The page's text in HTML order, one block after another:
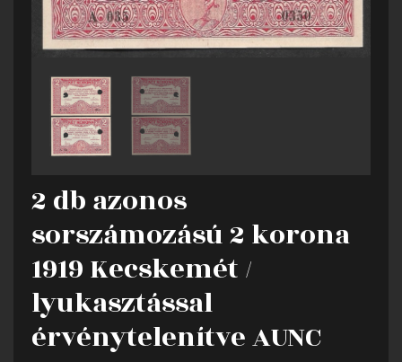
2 db azonos
sorszámozású 2 korona
1919 Kecskemét /
lyukasztással
érvénytelenítve AUNC